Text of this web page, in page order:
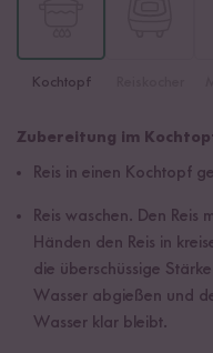
Kochtopf
Zubereitung im
Reis in einen Kochtopf
Reis waschen. Den Reis
Händen den Reis in
die überschüssige
Wasser abgießen und
Wasser klar bleibt.